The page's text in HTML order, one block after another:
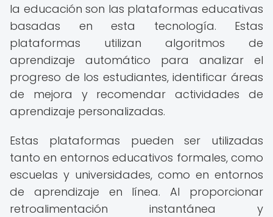
la educación son las plataformas educativas
basadas en esta tecnología. Estas
plataformas utilizan algoritmos de
aprendizaje automático para analizar el
progreso de los estudiantes, identificar áreas
de mejora y recomendar actividades de
aprendizaje personalizadas.
Estas plataformas pueden ser utilizadas
tanto en entornos educativos formales, como
escuelas y universidades, como en entornos
de aprendizaje en línea. Al proporcionar
retroalimentación instantánea y